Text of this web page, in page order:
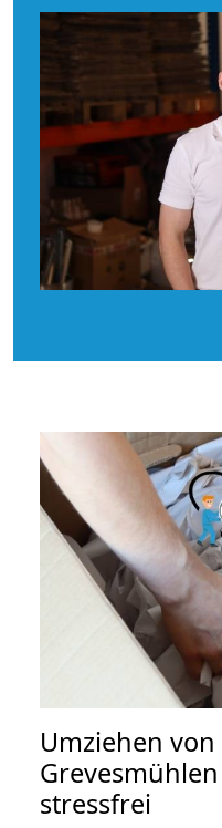
Umziehen von
Grevesmühlen
stressfrei